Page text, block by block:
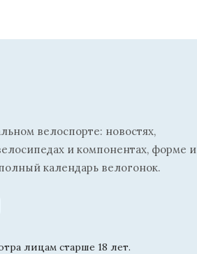
велоспорте: новостях,
и компонентах, форме и
календарь велогонок.
лицам старше 18 лет.